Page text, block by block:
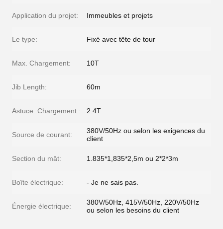
Application du projet: Immeubles et projets
Le type: Fixé avec tête de tour
Max. Chargement: 10T
Jib Length: 60m
Astuce. Chargement.: 2.4T
Source de courant:
380V/50Hz ou selon les exigences du
client
Section du mât: 1.835*1,835*2,5m ou 2*2*3m
Boîte électrique: - Je ne sais pas.
Énergie électrique:
380V/50Hz, 415V/50Hz, 220V/50Hz
ou selon les besoins du client